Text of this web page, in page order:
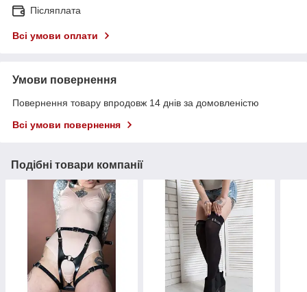
Післяплата
Всі умови оплати
Умови повернення
Повернення товару впродовж 14 днів за домовленістю
Всі умови повернення
Подібні товари компанії